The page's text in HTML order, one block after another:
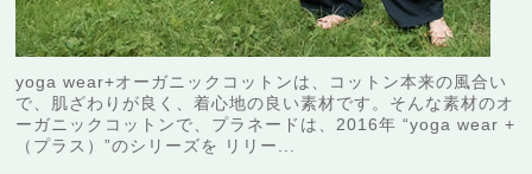
yoga wear+オーガニックコットンは、コットン本来の風合い
で、肌ざわりが良く、着心地の良い素材です。そんな素材のオ
ーガニックコットンで、プラネードは、2016年 “yoga wear +
（プラス）”のシリーズを リリー...